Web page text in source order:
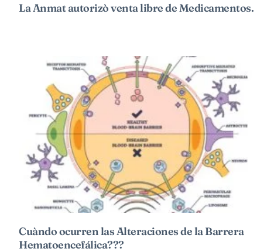
La Anmat autorizò venta libre de Medicamentos.
Cuàndo ocurren las Alteraciones de la Barrera
Hematoencefálica???